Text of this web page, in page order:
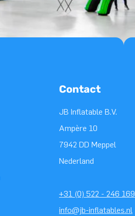
Contact
JB Inflatable B.V.
Ampère 10
7942 DD Meppel
Nederland
+31 (0) 522 - 246 169
info@jb-inflatables.nl